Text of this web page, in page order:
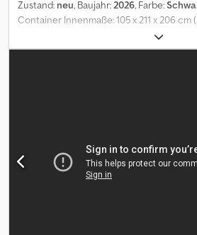
Zustand: neu, Baujahr:2026, Farbe:
Container Innenmaße: 105 x 211 x 206 cm
Schwarz (RAL 9005) noch 3 Stück
Informationen = Allgemeine
Modelljahr: 2026 Maße Abmessungen (L x
Informationen zu erhalten.